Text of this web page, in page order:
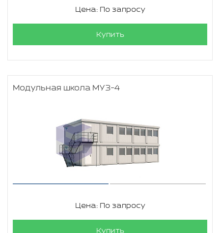
Цена: По запросу
Купить
Модульная школа МУЗ-4
Цена: По запросу
Купить